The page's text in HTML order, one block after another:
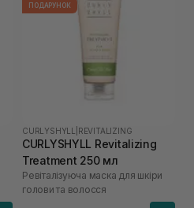
ПОДАРУНОК
CURLYSHYLL REVITALIZING
CURLYSHYLL Revitalizing
Treatment 250 мл
Ревіталізуюча маска для шкіри
голови та волосся